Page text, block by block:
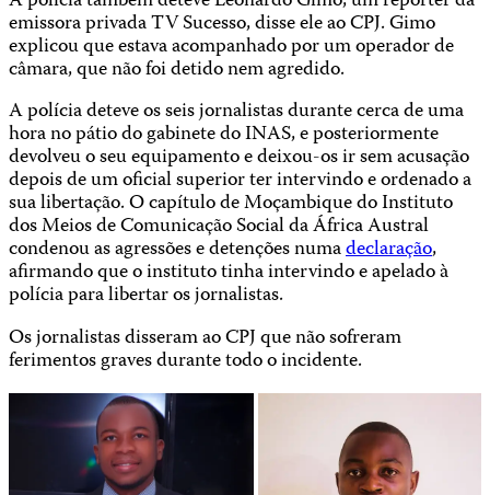
emissora privada TV Sucesso, disse ele ao CPJ. Gimo
explicou que estava acompanhado por um operador de
câmara, que não foi detido nem agredido.
A polícia deteve os seis jornalistas durante cerca de uma
hora no pátio do gabinete do INAS, e posteriormente
devolveu o seu equipamento e deixou-os ir sem acusação
depois de um oficial superior ter intervindo e ordenado a
sua libertação. O capítulo de Moçambique do Instituto
dos Meios de Comunicação Social da África Austral
condenou as agressões e detenções numadeclaração,
afirmando que o instituto tinha intervindo e apelado à
polícia para libertar os jornalistas.
Os jornalistas disseram ao CPJ que não sofreram
ferimentos graves durante todo o incidente.